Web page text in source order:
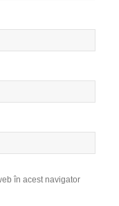
în acest navigator